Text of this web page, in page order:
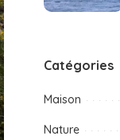
Catégories
Maison
Nature